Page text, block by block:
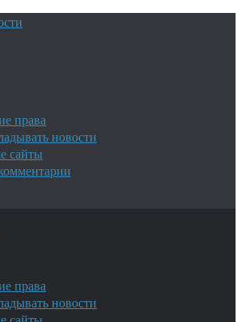
права
новости
сайты
права
новости